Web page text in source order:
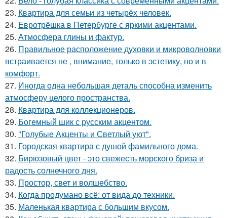
23. Квартира для семьи из четырёх человек.
24. Евротрёшка в Петербурге с яркими акцентами.
25. Атмосфера глины и фактур.
26. Правильное расположение духовки и микроволновки
встраивается не , внимание, только в эстетику, но и в
комфорт.
27. Иногда одна небольшая деталь способна изменить
атмосферу целого пространства.
28. Квартира для коллекционеров.
29. Богемный шик с русским акцентом.
30. "Голубые Акценты и Светлый уют".
31. Городская квартира с душой фамильного дома.
32. Бирюзовый цвет - это свежесть морского бриза и
радость солнечного дня.
33. Простор, свет и волшебство.
34. Когда продумано всё: от вида до техники.
35. Маленькая квартира с большим вкусом.